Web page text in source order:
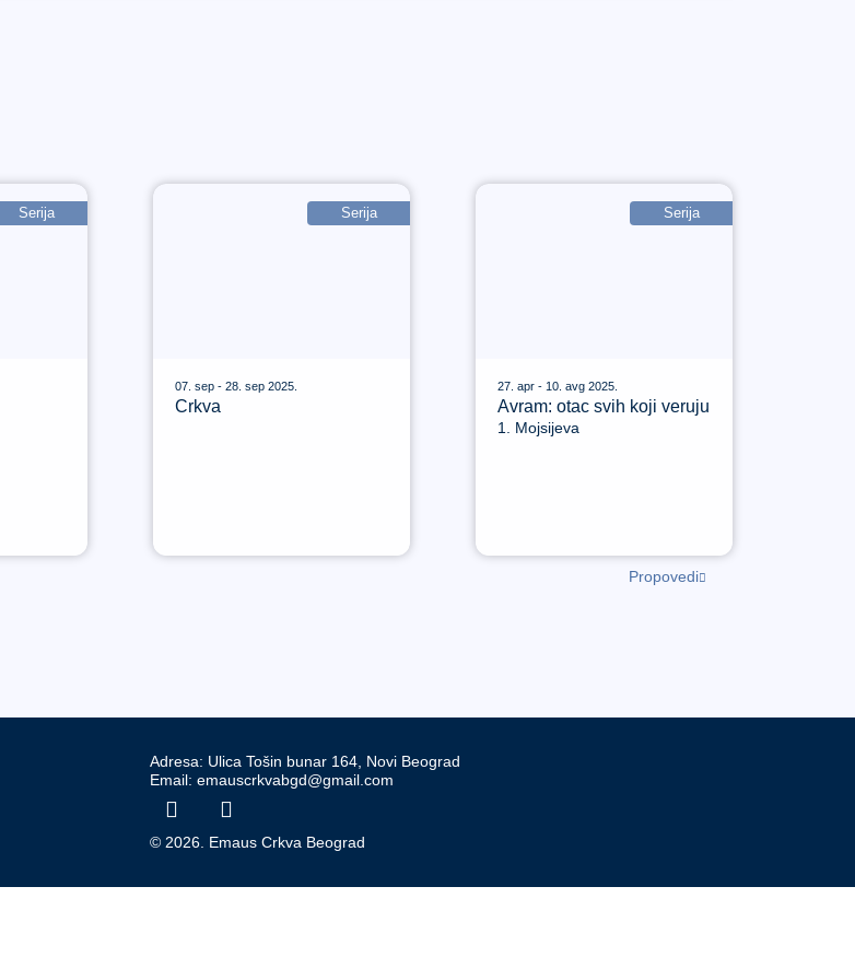
Serija Serija
07. sep - 28. sep 2025.
Crkva
Serija
27. apr - 10. avg 2025.
Avram: otac svih koji veruju
1. Mojsijeva
Propovedi
Adresa: Ulica Tošin bunar 164, Novi Beograd
Email: emauscrkvabgd@gmail.com
© 2026. Emaus Crkva Beograd